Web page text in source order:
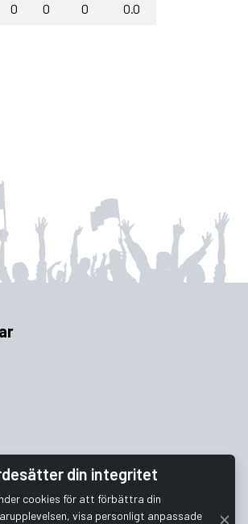
din integritet
cookies för att förbättra din
visa personligt anpassade
0 0 0 0.0